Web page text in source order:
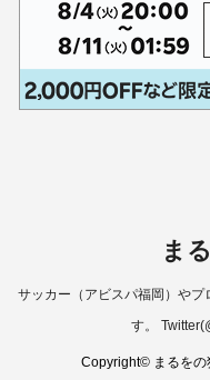
ま
サッカー（アビスパ福岡）やプ
す。
Copyright© まるをの